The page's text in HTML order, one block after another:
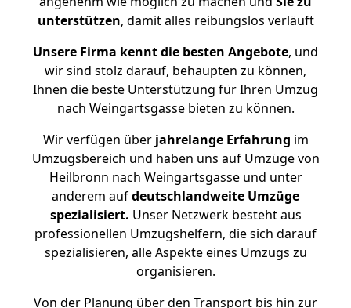
unterstützen, damit alles reibungslos verläuft
Unsere Firma kennt die besten Angebote, und
wir sind stolz darauf, behaupten zu können,
Ihnen die beste Unterstützung für Ihren Umzug
nach Weingartsgasse bieten zu können.
Wir verfügen überjahrelange Erfahrung im
Umzugsbereich und haben uns auf Umzüge von
Heilbronn nach Weingartsgasse und unter
anderem aufdeutschlandweite Umzüge
spezialisiert. Unser Netzwerk besteht aus
professionellen Umzugshelfern, die sich darauf
spezialisieren, alle Aspekte eines Umzugs zu
organisieren.
Von der Planung über den Transport bis hin zur